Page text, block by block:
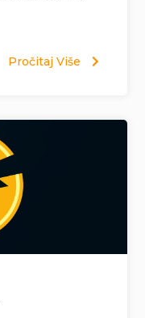
Pročitaj Više